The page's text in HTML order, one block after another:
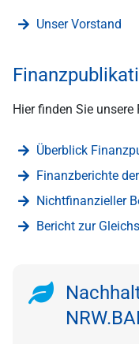
Unser Vorstand
Hier finden Sie
Überblick
Finanzberichte
Nichtfinanzieller
Bericht zur